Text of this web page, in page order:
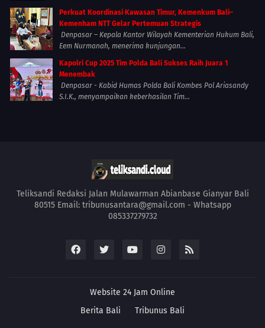
Perkuat Koordinasi Kawasan Timur, Kemenkum Bali–
Kemenham NTT Gelar Pertemuan Strategis
Denpasar – Kepala Kantor Wilayah Kementerian Hukum Bali,
Eem Nurmanah, menerima kunjungan...
Kapolri Cup 2025 Tim Polda Bali Sukses Raih Juara 1
Menembak
Denpasar - Kabid Humas Polda Bali Kombes Pol Ariasandy
S.I.K., menyampaikan keberhasilan Tim...
Teliksandi Redaksi Jalan Mulawarman Abianbase Gianyar Bali
80515 Email: tribunusantara@gmail.com - Whatsapp
085337279732
Website 24 Jam Online
Berita Bali
Tribunus Bali